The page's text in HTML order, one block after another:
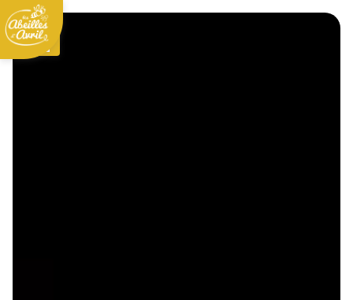
Panneau de gestion des cookies